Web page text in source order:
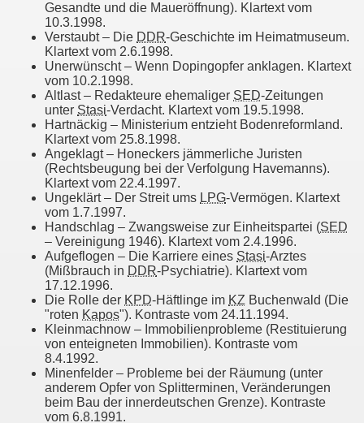
Gesandte und die Maueröffnung). Klartext vom
10.3.1998.
Verstaubt – Die DDR-Geschichte im Heimatmuseum.
Klartext vom 2.6.1998.
Unerwünscht – Wenn Dopingopfer anklagen. Klartext
vom 10.2.1998.
Altlast – Redakteure ehemaliger SED-Zeitungen
unter Stasi-Verdacht. Klartext vom 19.5.1998.
Hartnäckig – Ministerium entzieht Bodenreformland.
Klartext vom 25.8.1998.
Angeklagt – Honeckers jämmerliche Juristen
(Rechtsbeugung bei der Verfolgung Havemanns).
Klartext vom 22.4.1997.
Ungeklärt – Der Streit ums LPG-Vermögen. Klartext
vom 1.7.1997.
Handschlag – Zwangsweise zur Einheitspartei (SED
– Vereinigung 1946). Klartext vom 2.4.1996.
Aufgeflogen – Die Karriere eines Stasi-Arztes
(Mißbrauch in DDR-Psychiatrie). Klartext vom
17.12.1996.
Die Rolle der KPD-Häftlinge im KZ Buchenwald (Die
"roten Kapos"). Kontraste vom 24.11.1994.
Kleinmachnow – Immobilienprobleme (Restituierung
von enteigneten Immobilien). Kontraste vom
8.4.1992.
Minenfelder – Probleme bei der Räumung (unter
anderem Opfer von Splitterminen, Veränderungen
beim Bau der innerdeutschen Grenze). Kontraste
vom 6.8.1991.